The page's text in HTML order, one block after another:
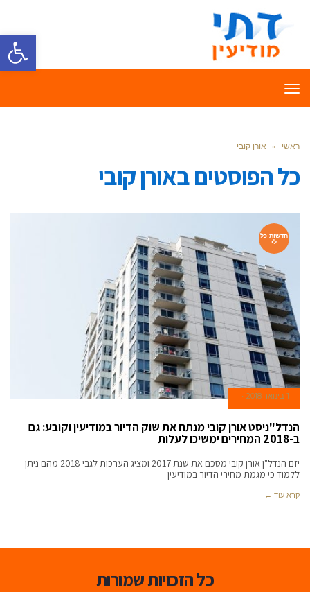
פתח
תפריט
ראשי » אורן קובי
כל הפוסטים באורן קובי
חדשות כל
לי
1 בינואר 2018
הנדל"ניסט אורן קובי מנתח את שוק הדיור במודיעין וקובע: גם
ב-2018 המחירים ימשיכו לעלות
יזם הנדל"ן אורן קובי מסכם את שנת 2017 ומציג הערכות לגבי 2018 מהם ניתן
ללמוד כי מגמת מחירי הדיור במודיעין
קרא עוד ←
כל הזכויות שמורות